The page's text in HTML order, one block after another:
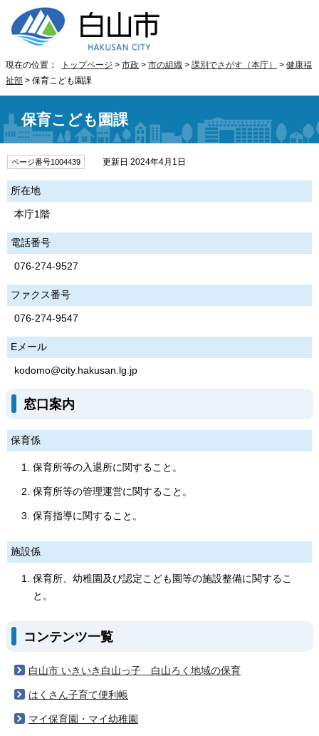
現在の位置： トップページ > 市政 > 市の組織 > 課別でさがす（本庁） > 健康福
祉部 > 保育こども園課
保育こども園課
ページ番号1004439 更新日 2024年4月1日
所在地
本庁1階
電話番号
076-274-9527
ファクス番号
076-274-9547
Eメール
kodomo@city.hakusan.lg.jp
窓口案内
保育係
保育所等の入退所に関すること。
保育所等の管理運営に関すること。
保育指導に関すること。
施設係
保育所、幼稚園及び認定こども園等の施設整備に関するこ
と。
コンテンツ一覧
白山市 いきいき白山っ子 白山ろく地域の保育
はくさん子育て便利帳
マイ保育園・マイ幼稚園